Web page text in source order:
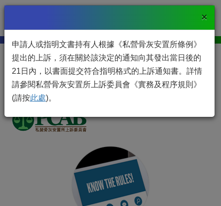
×
申請人或指明文書持有人根據《私營骨灰安置所條例》
提出的上訴，須在關於該決定的通知向其發出當日後的
21日內，以書面提交符合指明格式的上訴通知書。詳情
請參閱私營骨灰安置所上訴委員會《實務及程序規則》
(請按此處)。